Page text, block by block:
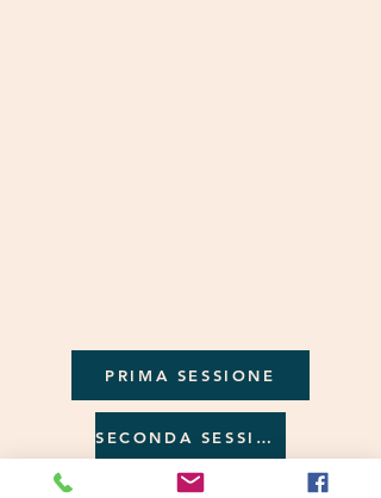
PRIMA SESSIONE
SECONDA SESSIONE